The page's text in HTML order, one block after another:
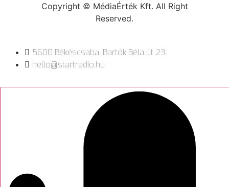
Copyright © MédiaÉrték Kft. All Right
Reserved.
5600 Békéscsaba, Bartók Béla út 23.
hello@startradio.hu